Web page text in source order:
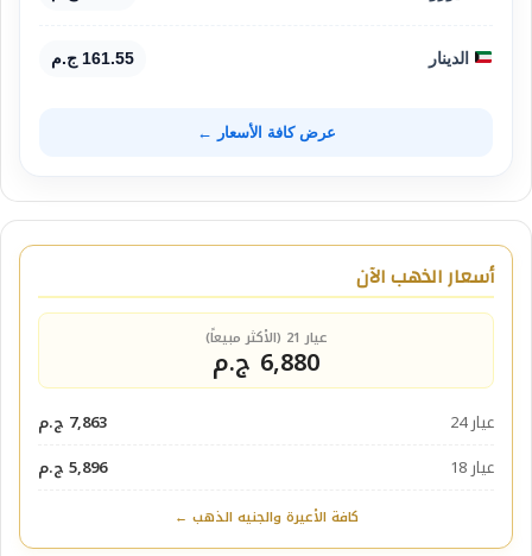
الدينار 161.55 ج.م
عرض كافة الأسعار ←
أسعار الذهب الآن
عيار 21 (الأكثر مبيعاً)
6,880 ج.م
عيار 24
7,863 ج.م
عيار 18
5,896 ج.م
كافة الأعيرة والجنيه الذهب ←